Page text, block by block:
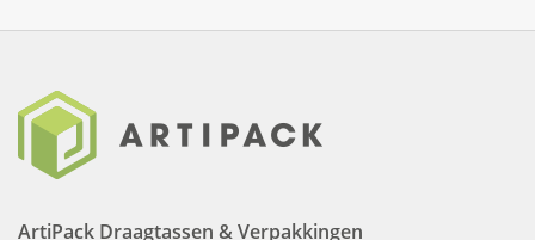
ArtiPack Draagtassen & Verpakkingen